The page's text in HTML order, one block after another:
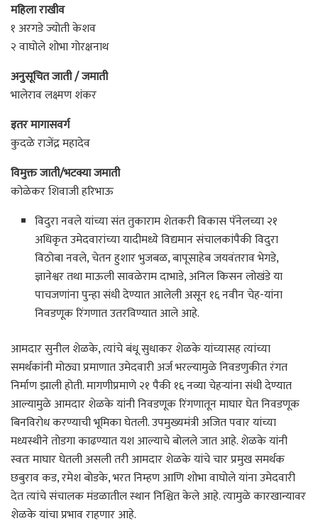
महिला राखीव
१ अरगडे ज्योती केशव
२ वाघोले शोभा गोरक्षनाथ
अनुसूचित जाती / जमाती
भालेराव लक्ष्मण शंकर
इतर मागासवर्ग
कुदळे राजेंद्र महादेव
विमुक्त जाती/भटक्या जमाती
कोळेकर शिवाजी हरिभाऊ
विदुरा नवले यांच्या संत तुकाराम शेतकरी विकास पॅनेलच्या २१
अधिकृत उमेदवारांच्या यादीमध्ये विद्यमान संचालकांपैकी विदुरा
विठोबा नवले, चेतन हुशार भुजबळ, बापूसाहेब जयवंतराव भेगडे,
ज्ञानेश्वर तथा माऊली सावळेराम दाभाडे, अनिल किसन लोखंडे या
पाचजणांना पुन्हा संधी देण्यात आलेली असून १६ नवीन चेह-यांना
निवडणूक रिंगणात उतरविण्यात आले आहे.
आमदार सुनील शेळके, त्यांचे बंधू सुधाकर शेळके यांच्यासह त्यांच्या
समर्थकांनी मोठ्या प्रमाणात उमेदवारी अर्ज भरल्यामुळे निवडणुकीत रंगत
निर्माण झाली होती. मागणीप्रमाणे २१ पैकी १६ नव्या चेहऱ्यांना संधी देण्यात
आल्यामुळे आमदार शेळके यांनी निवडणूक रिंगणातून माघार घेत निवडणूक
बिनविरोध करण्याची भूमिका घेतली. उपमुख्यमंत्री अजित पवार यांच्या
मध्यस्थीने तोडगा काढण्यात यश आल्याचे बोलले जात आहे. शेळके यांनी
स्वतः माघार घेतली असली तरी आमदार शेळके यांचे चार प्रमुख समर्थक
छबुराव कड, रमेश बोडके, भरत निम्हण आणि शोभा वाघोले यांना उमेदवारी
देत त्यांचे संचालक मंडळातील स्थान निश्चित केले आहे. त्यामुळे कारखान्यावर
शेळके यांचा प्रभाव राहणार आहे.